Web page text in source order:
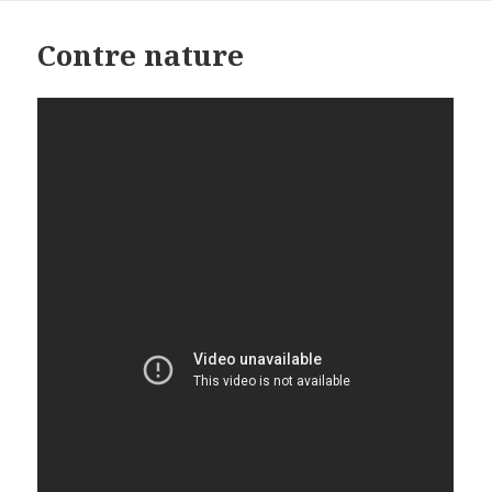
Contre nature